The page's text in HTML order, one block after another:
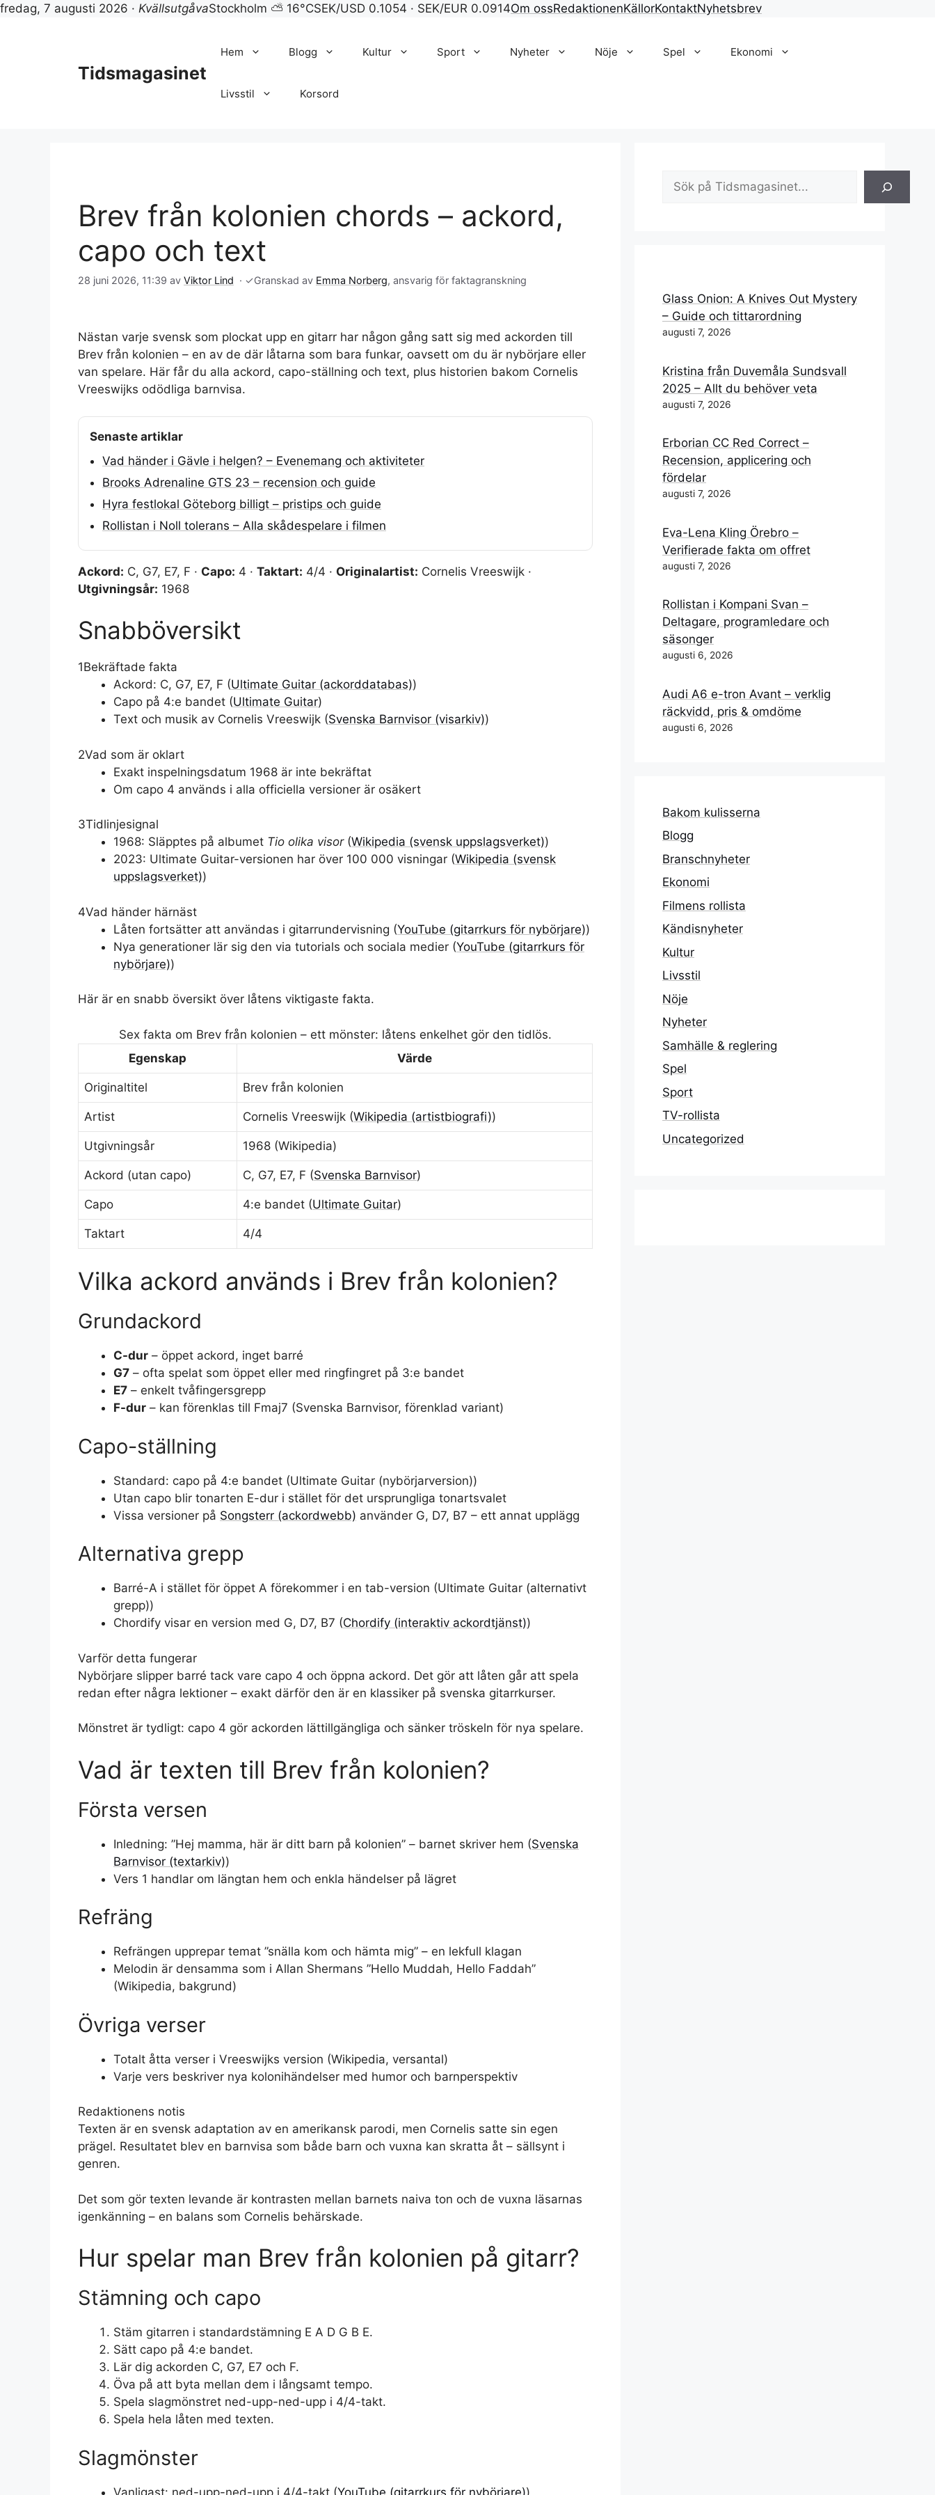
fredag, 7 augusti 2026 · KvällsutgåvaStockholm ⛅ 16°CSEK/USD 0.1054 · SEK/EUR 0.0914Om ossRedaktionenKällorKontaktNyhetsbrev
Tidsmagasinet
Hem Blogg Kultur Sport Nyheter Nöje Spel Ekonomi
Livsstil Korsord
Brev från kolonien chords – ackord,
capo och text
28 juni 2026, 11:39 av Viktor Lind · ✓Granskad av Emma Norberg, ansvarig för faktagranskning
Nästan varje svensk som plockat upp en gitarr har någon gång satt sig med ackorden till
Brev från kolonien – en av de där låtarna som bara funkar, oavsett om du är nybörjare eller
van spelare. Här får du alla ackord, capo-ställning och text, plus historien bakom Cornelis
Vreeswijks odödliga barnvisa.
Senaste artiklar
Vad händer i Gävle i helgen? – Evenemang och aktiviteter
Brooks Adrenaline GTS 23 – recension och guide
Hyra festlokal Göteborg billigt – pristips och guide
Rollistan i Noll tolerans – Alla skådespelare i filmen
Ackord: C, G7, E7, F · Capo: 4 · Taktart: 4/4 · Originalartist: Cornelis Vreeswijk ·
Utgivningsår: 1968
Snabböversikt
1Bekräftade fakta
Ackord: C, G7, E7, F (Ultimate Guitar (ackorddatabas))
Capo på 4:e bandet (Ultimate Guitar)
Text och musik av Cornelis Vreeswijk (Svenska Barnvisor (visarkiv))
2Vad som är oklart
Exakt inspelningsdatum 1968 är inte bekräftat
Om capo 4 används i alla officiella versioner är osäkert
3Tidlinjesignal
1968: Släpptes på albumet Tio olika visor(Wikipedia (svensk uppslagsverket))
2023: Ultimate Guitar-versionen har över 100 000 visningar (Wikipedia (svensk
uppslagsverket))
4Vad händer härnäst
Låten fortsätter att användas i gitarrundervisning (YouTube (gitarrkurs för nybörjare))
Nya generationer lär sig den via tutorials och sociala medier (YouTube (gitarrkurs för
nybörjare))
Här är en snabb översikt över låtens viktigaste fakta.
Sex fakta om Brev från kolonien – ett mönster: låtens enkelhet gör den tidlös.
Egenskap
Värde
Originaltitel Brev från kolonien
Artist Cornelis Vreeswijk (Wikipedia (artistbiografi))
Utgivningsår 1968 (Wikipedia)
Ackord (utan capo) C, G7, E7, F (Svenska Barnvisor)
Capo 4:e bandet (Ultimate Guitar)
Taktart 4/4
Vilka ackord används i Brev från kolonien?
Grundackord
C-dur – öppet ackord, inget barré
G7 – ofta spelat som öppet eller med ringfingret på 3:e bandet
E7 – enkelt tvåfingersgrepp
F-dur – kan förenklas till Fmaj7 (Svenska Barnvisor, förenklad variant)
Capo-ställning
Standard: capo på 4:e bandet (Ultimate Guitar (nybörjarversion))
Utan capo blir tonarten E-dur i stället för det ursprungliga tonartsvalet
Vissa versioner på Songsterr (ackordwebb) använder G, D7, B7 – ett annat upplägg
Alternativa grepp
Barré-A i stället för öppet A förekommer i en tab-version (Ultimate Guitar (alternativt
grepp))
Chordify visar en version med G, D7, B7 (Chordify (interaktiv ackordtjänst))
Varför detta fungerar
Nybörjare slipper barré tack vare capo 4 och öppna ackord. Det gör att låten går att spela
redan efter några lektioner – exakt därför den är en klassiker på svenska gitarrkurser.
Mönstret är tydligt: capo 4 gör ackorden lättillgängliga och sänker tröskeln för nya spelare.
Vad är texten till Brev från kolonien?
Första versen
Inledning: ”Hej mamma, här är ditt barn på kolonien” – barnet skriver hem (Svenska
Barnvisor (textarkiv))
Vers 1 handlar om längtan hem och enkla händelser på lägret
Refräng
Refrängen upprepar temat ”snälla kom och hämta mig” – en lekfull klagan
Melodin är densamma som i Allan Shermans ”Hello Muddah, Hello Faddah”
(Wikipedia, bakgrund)
Övriga verser
Totalt åtta verser i Vreeswijks version (Wikipedia, versantal)
Varje vers beskriver nya kolonihändelser med humor och barnperspektiv
Redaktionens notis
Texten är en svensk adaptation av en amerikansk parodi, men Cornelis satte sin egen
prägel. Resultatet blev en barnvisa som både barn och vuxna kan skratta åt – sällsynt i
genren.
Det som gör texten levande är kontrasten mellan barnets naiva ton och de vuxna läsarnas
igenkänning – en balans som Cornelis behärskade.
Hur spelar man Brev från kolonien på gitarr?
Stämning och capo
Stäm gitarren i standardstämning E A D G B E.
Sätt capo på 4:e bandet.
Lär dig ackorden C, G7, E7 och F.
Öva på att byta mellan dem i långsamt tempo.
Spela slagmönstret ned-upp-ned-upp i 4/4-takt.
Spela hela låten med texten.
Slagmönster
Vanligast: ned-upp-ned-upp i 4/4-takt (YouTube (gitarrkurs för nybörjare))
Sök
Glass Onion: A Knives Out Mystery
– Guide och tittarordning
augusti 7, 2026
Kristina från Duvemåla Sundsvall
2025 – Allt du behöver veta
augusti 7, 2026
Erborian CC Red Correct –
Recension, applicering och
fördelar
augusti 7, 2026
Eva-Lena Kling Örebro –
Verifierade fakta om offret
augusti 7, 2026
Rollistan i Kompani Svan –
Deltagare, programledare och
säsonger
augusti 6, 2026
Audi A6 e-tron Avant – verklig
räckvidd, pris & omdöme
augusti 6, 2026
Bakom kulisserna
Blogg
Branschnyheter
Ekonomi
Filmens rollista
Kändisnyheter
Kultur
Livsstil
Nöje
Nyheter
Samhälle & reglering
Spel
Sport
TV-rollista
Uncategorized